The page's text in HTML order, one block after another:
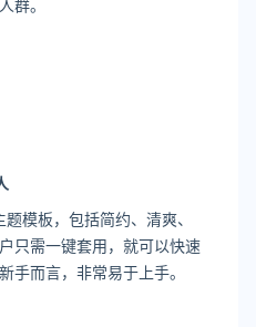
群。
模板，包括简约、清爽、
只需一键套用，就可以快速
手而言，非常易于上手。